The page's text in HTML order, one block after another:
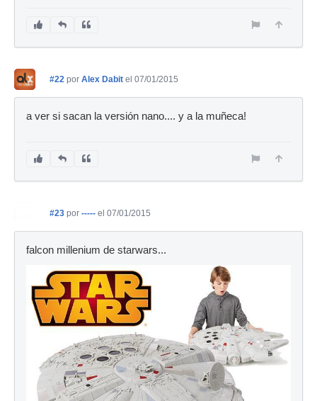
#22 por Alex Dabit el 07/01/2015
a ver si sacan la versión nano.... y a la muñeca!
#23 por ----- el 07/01/2015
falcon millenium de starwars...